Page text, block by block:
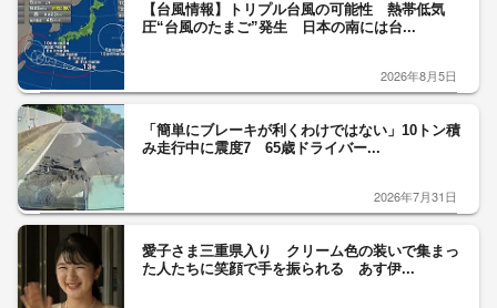
【台風情報】トリプル台風の可能性 熱帯低気
圧“台風のたまご”発生 日本の南には台...
2026年8月5日
「簡単にブレーキが利くわけではない」10トン積
み走行中に震度7 65歳ドライバー...
2026年7月31日
愛子さま三重県入り クリーム色の装いで集まっ
た人たちに笑顔で手を振られる あす伊...